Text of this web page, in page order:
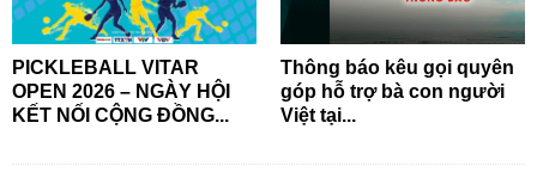
PICKLEBALL VITAR
OPEN 2026 – NGÀY HỘI
KẾT NỐI CỘNG ĐỒNG...
Thông báo kêu gọi quyên
góp hỗ trợ bà con người
Việt tại...